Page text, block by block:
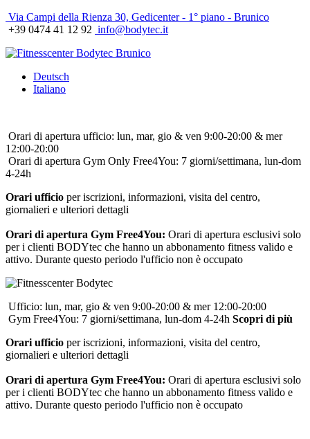
Via Campi della Rienza 30, Gedicenter - 1° piano - Brunico
+39 0474 41 12 92 info@bodytec.it
Deutsch
Italiano
Orari di apertura ufficio: lun, mar, gio & ven 9:00-20:00 & mer
12:00-20:00
Orari di apertura Gym Only Free4You: 7 giorni/settimana, lun-dom
4-24h
Orari ufficio per iscrizioni, informazioni, visita del centro,
giornalieri e ulteriori dettagli
Orari di apertura Gym Free4You: Orari di apertura esclusivi solo
per i clienti BODYtec che hanno un abbonamento fitness valido e
attivo. Durante questo periodo l'ufficio non è occupato
Ufficio: lun, mar, gio & ven 9:00-20:00 & mer 12:00-20:00
Gym Free4You: 7 giorni/settimana, lun-dom 4-24h Scopri di più
Orari ufficio per iscrizioni, informazioni, visita del centro,
giornalieri e ulteriori dettagli
Orari di apertura Gym Free4You: Orari di apertura esclusivi solo
per i clienti BODYtec che hanno un abbonamento fitness valido e
attivo. Durante questo periodo l'ufficio non è occupato